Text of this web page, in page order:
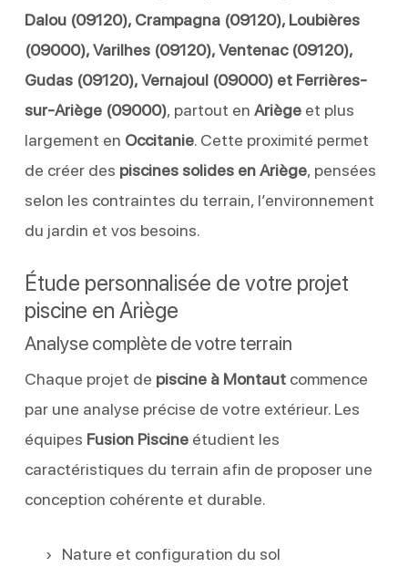
Dalou (09120), Crampagna (09120), Loubières
(09000), Varilhes (09120), Ventenac (09120),
Gudas (09120), Vernajoul (09000) et Ferrières-
sur-Ariège (09000), partout en Ariègeet plus
largement en Occitanie. Cette proximité permet
de créer des piscines solides en Ariège, pensées
selon les contraintes du terrain, l’environnement
du jardin et vos besoins.
Étude personnalisée de votre projet
piscine en Ariège
Analyse complète de votre terrain
Chaque projet de piscine à Montautcommence
par une analyse précise de votre extérieur. Les
équipes Fusion Piscineétudient les
caractéristiques du terrain afin de proposer une
conception cohérente et durable.
Nature et configuration du sol